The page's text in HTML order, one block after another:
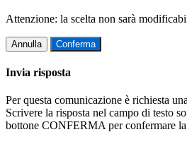
Attenzione: la scelta non sarà
Annulla Conferma
Invia risposta
Per questa comunicazione è richiesta
Scrivere la risposta nel campo di testo
bottone CONFERMA per confermare